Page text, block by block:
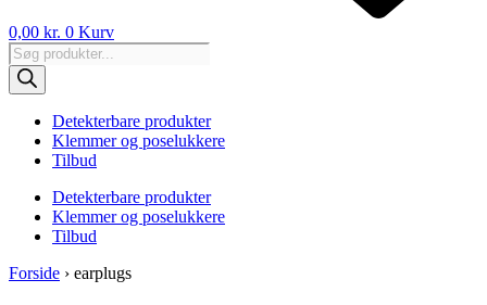
0,00 kr. 0 Kurv
Products
search
Detekterbare produkter
Klemmer og poselukkere
Tilbud
Detekterbare produkter
Klemmer og poselukkere
Tilbud
Forside › earplugs